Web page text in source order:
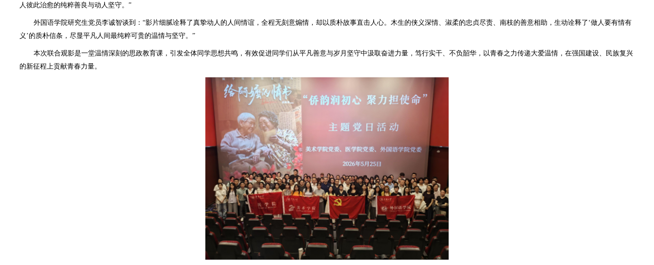
人彼此治愈的纯粹善良与动人坚守。”
外国语学院研究生党员李诚智谈到：“影片细腻诠释了真挚动人的人间情谊，全程无刻意煽情，却以质朴故事直击人心。木生的侠义深情、淑柔的忠贞尽责、南枝的善意相助，生动诠释了‘做人要有情有
义’的质朴信条，尽显平凡人间最纯粹可贵的温情与坚守。”
本次联合观影是一堂温情深刻的思政教育课，引发全体同学思想共鸣，有效促进同学们从平凡善意与岁月坚守中汲取奋进力量，笃行实干、不负韶华，以青春之力传递大爱温情，在强国建设、民族复兴
的新征程上贡献青春力量。